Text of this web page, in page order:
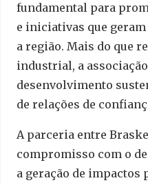
fundamental para
e iniciativas que
a região. Mais do que
industrial, a
desenvolvimento
de relações de
A parceria entre
compromisso com o
a geração de impactos